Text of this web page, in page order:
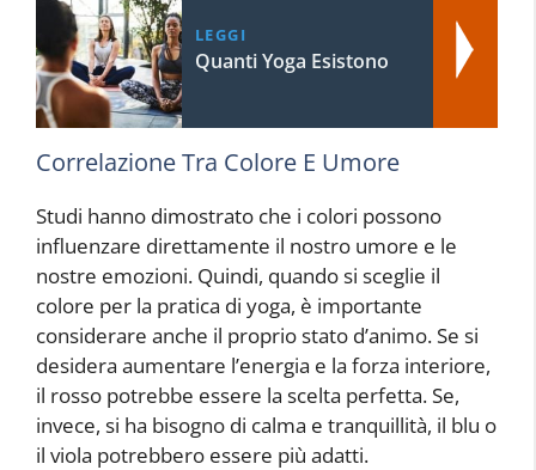
LEGGI
Quanti Yoga Esistono
Correlazione Tra Colore E Umore
Studi hanno dimostrato che i colori possono
influenzare direttamente il nostro umore e le
nostre emozioni. Quindi, quando si sceglie il
colore per la pratica di yoga, è importante
considerare anche il proprio stato d’animo. Se si
desidera aumentare l’energia e la forza interiore,
il rosso potrebbe essere la scelta perfetta. Se,
invece, si ha bisogno di calma e tranquillità, il blu o
il viola potrebbero essere più adatti.